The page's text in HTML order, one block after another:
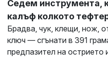
Седем инструмента,
калъф колкото
Брадва, чук, клещи, нож,
ключ — сгънати в 391
предпазител на острието